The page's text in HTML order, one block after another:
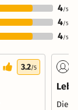
4/5
4/5
4/5
3.2/5
Die